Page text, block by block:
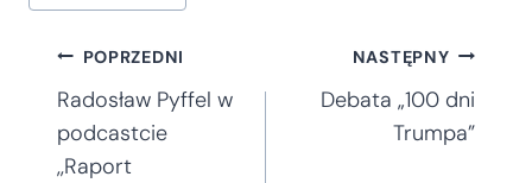
Nawigacja
wpisu
POPRZEDNI
Radosław Pyffel w
podcastcie
,,Raport
NASTĘPNY
Debata „100 dni
Trumpa”